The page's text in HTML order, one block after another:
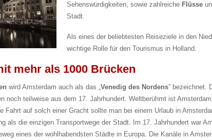
Sehenswürdigkeiten, sowie zahlreiche Flüsse
Stadt.
Als eines der beliebtesten Reiseziele in den
wichtige Rolle für den Tourismus in Holland.
mehr als 1000 Brücken
wird Amsterdam auch als das „ Venedig des Nordens” bezeichnet.
noch teilweise aus dem 17. Jahrhundert. Weltberühmt ist
Fahrt auf solch einer Gracht sollte man bei einem Urlaub in
als die einzigen Transportwege der Stadt. Im 17. Jahrhundert war
eines der wohlhabendsten Städte in Europa. Die Kanäle in